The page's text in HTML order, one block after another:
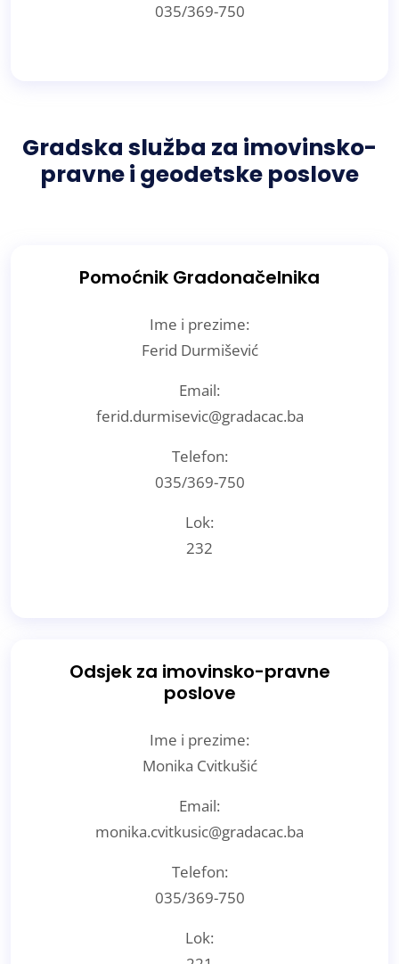
035/369-750
Gradska služba za imovinsko-
pravne i geodetske poslove
Pomoćnik Gradonačelnika
Ime i prezime:
Ferid Durmišević
Email:
ferid.durmisevic@gradacac.ba
Telefon:
035/369-750
Lok:
232
Odsjek za imovinsko-pravne
poslove
Ime i prezime:
Monika Cvitkušić
Email:
monika.cvitkusic@gradacac.ba
Telefon:
035/369-750
Lok: